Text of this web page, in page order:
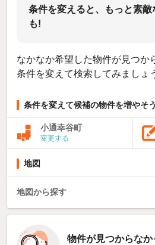
条件を変えると、もっと素
も!
なかなか希望した物件が見つか
条件を変えて検索してみましょ
条件を変えて候補の物件を増やそ
小通幸谷町
変更する
地図
地図から探す
物件が見つからな